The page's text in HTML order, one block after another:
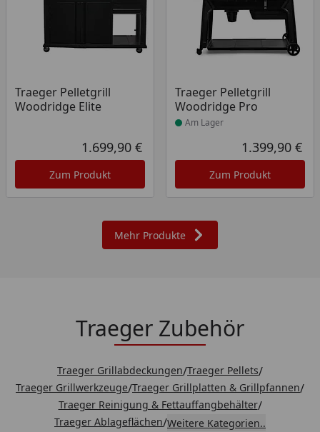
Traeger Pelletgrill
Woodridge Elite
Aktueller Preis
1.699,90 €
Zum Produkt
Traeger Pelletgrill
Woodridge Pro
Produkt am Lager
Am Lager
1.399,90 €
Zum Produkt
Mehr Produkte
Traeger Zubehör
Traeger Grillabdeckungen/Traeger Pellets/
Traeger Grillwerkzeuge/Traeger Grillplatten & Grillpfannen/
Traeger Reinigung & Fettauffangbehälter/
Traeger Ablageflächen/Weitere Kategorien..